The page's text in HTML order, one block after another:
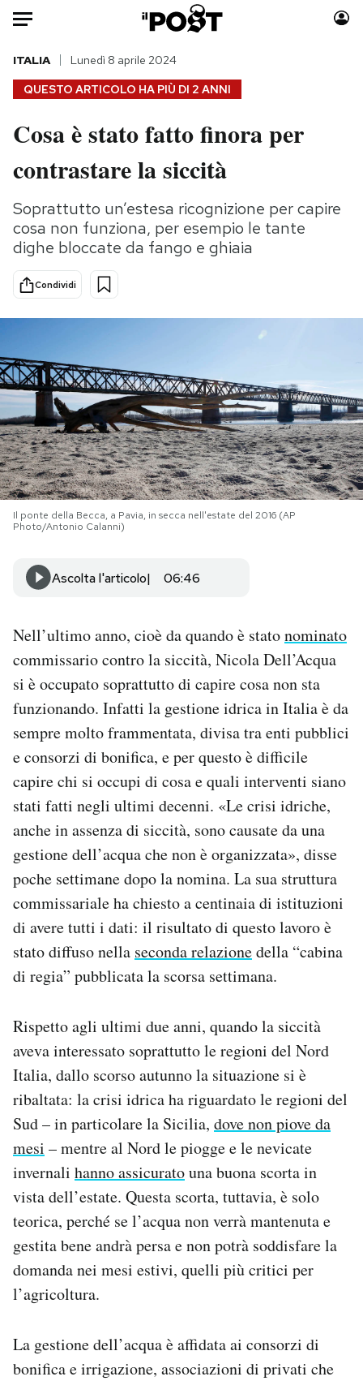
HOME
Italia
Politica
Tecnologia
Internet
Scienza
Cultura
Economia
Moda
Libri
Consumismi
Storie/Idee
Ok Boomer!
Media
PODCAST
NEWSLETTER
I MIEI PREFERITI
AREA PERSONALE
Area Personale
Newsletter
Notifiche mobile
Regala il Post
Hai bisogno di aiuto?
Esci
QUESTO ARTICOLO HA PIÙ DI 2 ANNI
ITALIA Lunedì 8 aprile 2024
Cosa è stato fatto finora per
contrastare la siccità
Soprattutto un’estesa ricognizione per capire
cosa non funziona, per esempio le tante
dighe bloccate da fango e ghiaia
Condividi
Il ponte della Becca, a Pavia, in secca nell'estate del 2016 (AP
Photo/Antonio Calanni)
Ascolta l'articolo 06:46
Nell’ultimo anno, cioè da quando è statonominato
commissario contro la siccità, Nicola Dell’Acqua
si è occupato soprattutto di capire cosa non sta
funzionando. Infatti la gestione idrica in Italia è da
sempre molto frammentata, divisa tra enti pubblici
e consorzi di bonifica, e per questo è difficile
capire chi si occupi di cosa e quali interventi siano
stati fatti negli ultimi decenni. «Le crisi idriche,
anche in assenza di siccità, sono causate da una
gestione dell’acqua che non è organizzata», disse
poche settimane dopo la nomina. La sua struttura
commissariale ha chiesto a centinaia di istituzioni
di avere tutti i dati: il risultato di questo lavoro è
stato diffuso nella seconda relazionedella “cabina
di regia” pubblicata la scorsa settimana.
Rispetto agli ultimi due anni, quando la siccità
aveva interessato soprattutto le regioni del Nord
Italia, dallo scorso autunno la situazione si è
ribaltata: la crisi idrica ha riguardato le regioni del
Sud – in particolare la Sicilia, dove non piove da
mesi – mentre al Nord le piogge e le nevicate
invernali hanno assicuratouna buona scorta in
vista dell’estate. Questa scorta, tuttavia, è solo
teorica, perché se l’acqua non verrà mantenuta e
gestita bene andrà persa e non potrà soddisfare la
domanda nei mesi estivi, quelli più critici per
l’agricoltura.
La gestione dell’acqua è affidata ai consorzi di
bonifica e irrigazione, associazioni di privati che